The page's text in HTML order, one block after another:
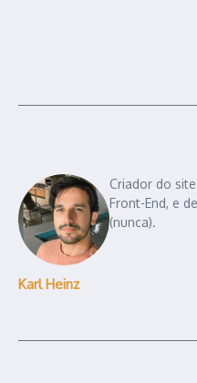
Karl Heinz
Criador do
Front-End, e
(nunca).